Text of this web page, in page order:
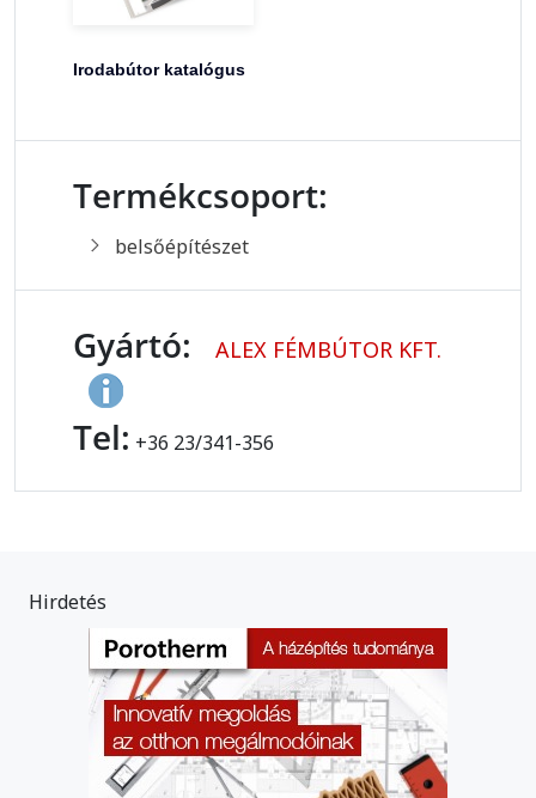
Irodabútor katalógus
Termékcsoport:
belsőépítészet
Gyártó: ALEX FÉMBÚTOR KFT.
Tel: +36 23/341-356
Hirdetés